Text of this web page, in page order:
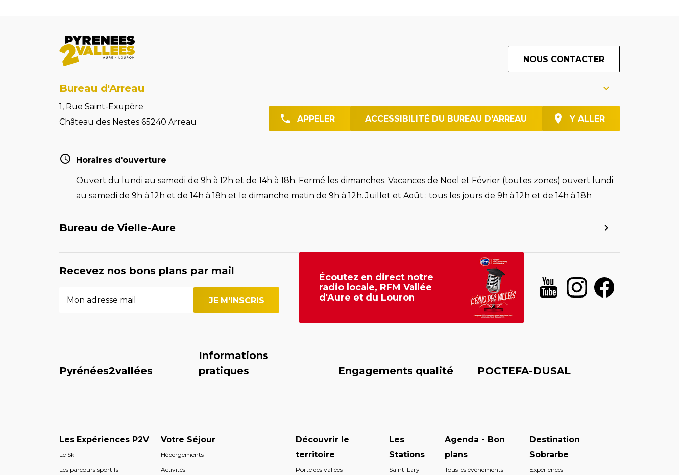
NOUS CONTACTER
Bureau d'Arreau
1, Rue Saint-Exupère
Château des Nestes 65240 Arreau
APPELER ACCESSIBILITÉ DU BUREAU D'ARREAU Y ALLER
Horaires d'ouverture
Ouvert du lundi au samedi de 9h à 12h et de 14h à 18h. Fermé les dimanches. Vacances de Noël et Février (toutes zones) ouvert lundi
au samedi de 9h à 12h et de 14h à 18h et le dimanche matin de 9h à 12h. Juillet et Août : tous les jours de 9h à 12h et de 14h à 18h
Bureau de Vielle-Aure
Recevez nos bons plans par mail
Écoutez en direct notre
radio locale, RFM Vallée
d'Aure et du Louron
Pyrénées2vallées
Informations
pratiques
Engagements qualité POCTEFA-DUSAL
Les Expériences P2V
Le Ski
Les parcours sportifs
Votre Séjour
Hébergements
Activités
Découvrir le
territoire
Porte des vallées
Les
Stations
Saint-Lary
Agenda - Bon
plans
Tous les évènements
Destination
Sobrarbe
Expériences